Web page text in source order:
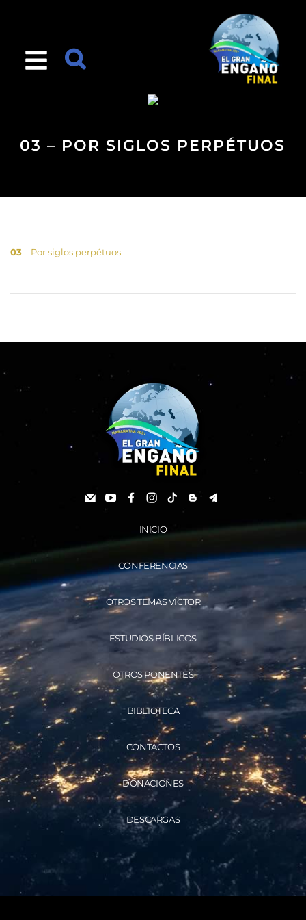
03 – POR SIGLOS PERPÉTUOS
03– Por siglos perpétuos
INICIO
CONFERENCIAS
OTROS TEMAS VÍCTOR
ESTUDIOS BÍBLICOS
OTROS PONENTES
BIBLIOTECA
CONTACTOS
DONACIONES
DESCARGAS